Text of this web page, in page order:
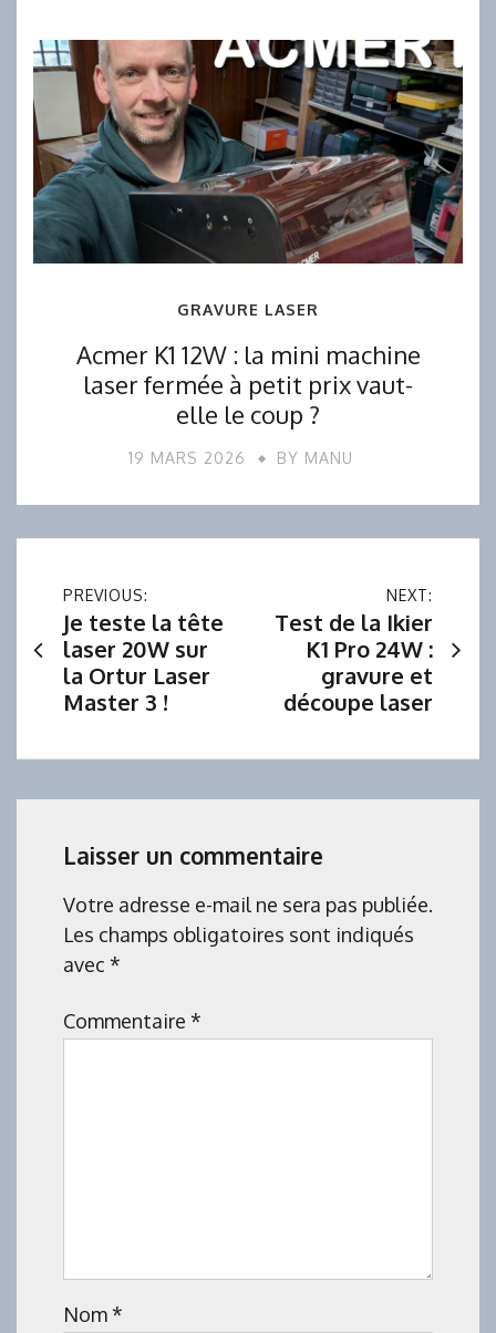
GRAVURE LASER
Acmer K1 12W : la mini machine
laser fermée à petit prix vaut-
elle le coup ?
19 MARS 2026 BY MANU
Navigation
de
l’article
PREVIOUS:
Je teste la tête
laser 20W sur
la Ortur Laser
Master 3 !
NEXT:
Test de la Ikier
K1 Pro 24W :
gravure et
découpe laser
Laisser un commentaire
Votre adresse e-mail ne sera pas publiée.
Les champs obligatoires sont indiqués
avec *
Commentaire *
Nom *